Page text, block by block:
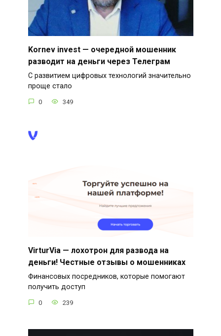
Kornev invest — очередной мошенник
разводит на деньги через Телеграм
С развитием цифровых технологий значительно
проще стало
0 349
VirturVia — лохотрон для развода на
деньги! Честные отзывы о мошенниках
Финансовых посредников, которые помогают
получить доступ
0 239